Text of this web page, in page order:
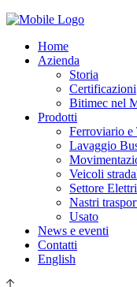
Home
Azienda
Storia
Certificazioni
Bitimec nel
Prodotti
Ferroviario e
Lavaggio
Veicoli
Settore
Nastri
Usato
News e eventi
Contatti
English